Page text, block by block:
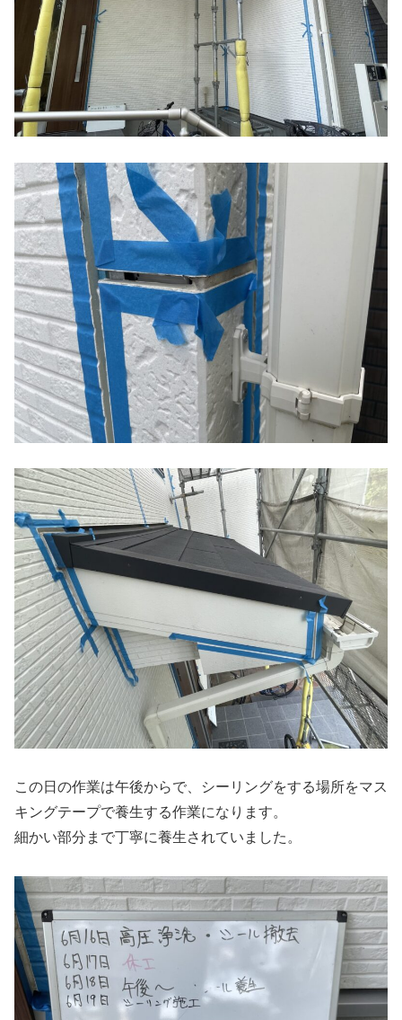
この日の作業は午後からで、シーリングをする場所をマス
キングテープで養生する作業になります。
細かい部分まで丁寧に養生されていました。